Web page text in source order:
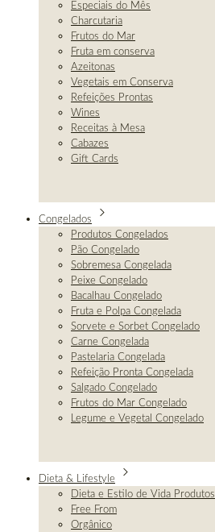
Especiais do Mês
Charcutaria
Frutos do Mar
Fruta em conserva
Azeitonas
Vegetais em Conserva
Refeições Prontas
Wines
Receitas à Mesa
Cabazes
Gift Cards
Congelados
Produtos Congelados
Pão Congelado
Sobremesa Congelada
Peixe Congelado
Bacalhau Congelado
Fruta e Polpa Congelada
Sorvete e Sorbet Congelado
Carne Congelada
Pastelaria Congelada
Refeição Pronta Congelada
Salgado Congelado
Frutos do Mar Congelado
Legume e Vegetal Congelado
Dieta & Lifestyle
Dieta e Estilo de Vida Produtos
Free From
Orgânico